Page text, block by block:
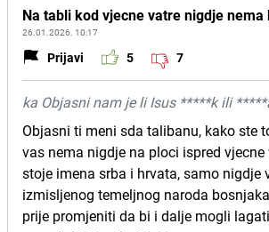
Na tabli kod vjecne vatre nigdje nema
26.01.2026. 10:17
Prijavi 5 7
ka Objasni nam je li Isus *****k ili
Objasni ti meni sda talibanu, kako ste
vas nema nigdje na ploci ispred vjecne
stoje imena srba i hrvata, samo nigdje
izmisljenog temeljnog naroda
prije promjeniti da bi i dalje mogli